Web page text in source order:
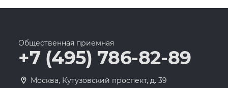
Общественная приемная
+7 (495) 786-82-89
Москва, Кутузовский проспект, д. 39